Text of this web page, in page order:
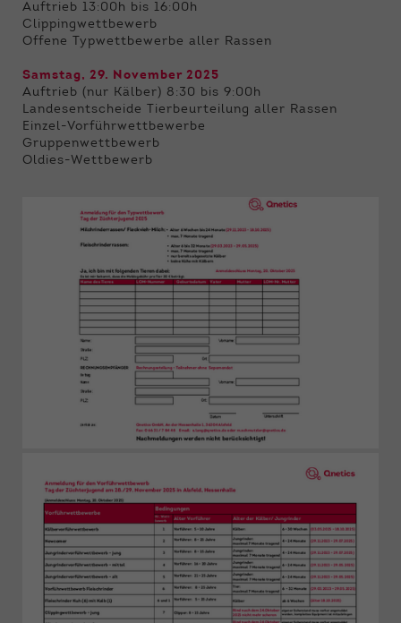
Auftrieb 13:00h bis 16:00h
Clippingwettbewerb
Offene Typwettbewerbe aller Rassen
Samstag, 29. November 2025
Auftrieb (nur Kälber) 8:30 bis 9:00h
Landesentscheide Tierbeurteilung aller Rassen
Einzel-Vorführwettbewerbe
Gruppenwettbewerb
Oldies-Wettbewerb